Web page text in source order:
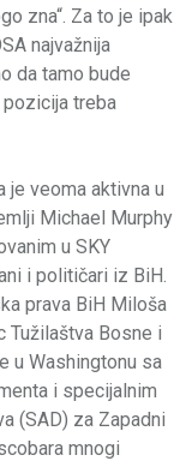
zna“. Za to je ipak
najvažnija
da tamo bude
pozicija treba
je veoma aktivna u
Michael Murphy
u SKY
i političari iz BiH.
prava BiH Miloša
Tužilaštva Bosne i
u Washingtonu sa
i specijalnim
(SAD) za Zapadni
mnogi